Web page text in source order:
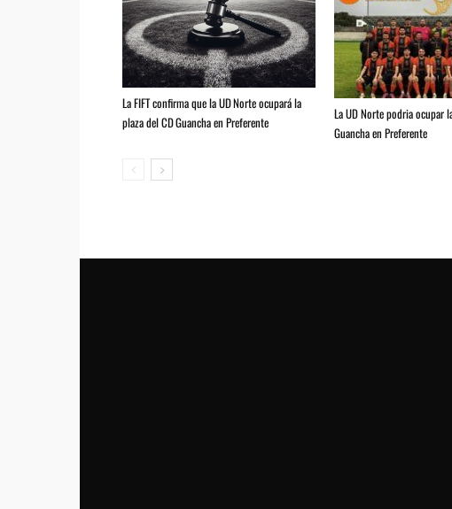
La FIFT confirma que la UD Norte ocupará la
plaza del CD Guancha en Preferente
La UD Norte podria ocupar
Guancha en Preferente